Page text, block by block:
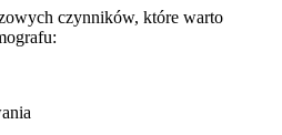
czynników, które warto